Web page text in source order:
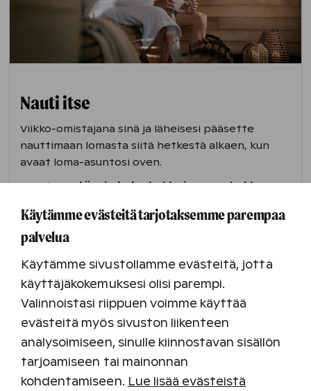
Nauti itse
Viikko-omistajana sinä ja läheisesi pääsette
nauttimaan lomasta siitä hetkestä alkaen, kun
avaat loma-asuntosi oven.
Asunto ontäysin kalustettu ja varustettu.
kylpyhuoneessa. Takkapuut toki täytyy itse
sytyttää, samoin laittaa sauna päälle.
Loman päättyessä ei tarvitse siivota, sillä Holiday
Club -lomaasi sisältyy aina loppusiivous.
Käytämme evästeitä tarjotaksemme parempaa
palvelua
Käytämme sivustollamme evästeitä, jotta
käyttäjäkokemuksesi olisi parempi.
Valinnoistasi riippuen voimme käyttää
evästeitä myös sivuston liikenteen
analysoimiseen, sinulle kiinnostavan sisällön
tarjoamiseen tai mainonnan
kohdentamiseen. Lue lisää evästeistä